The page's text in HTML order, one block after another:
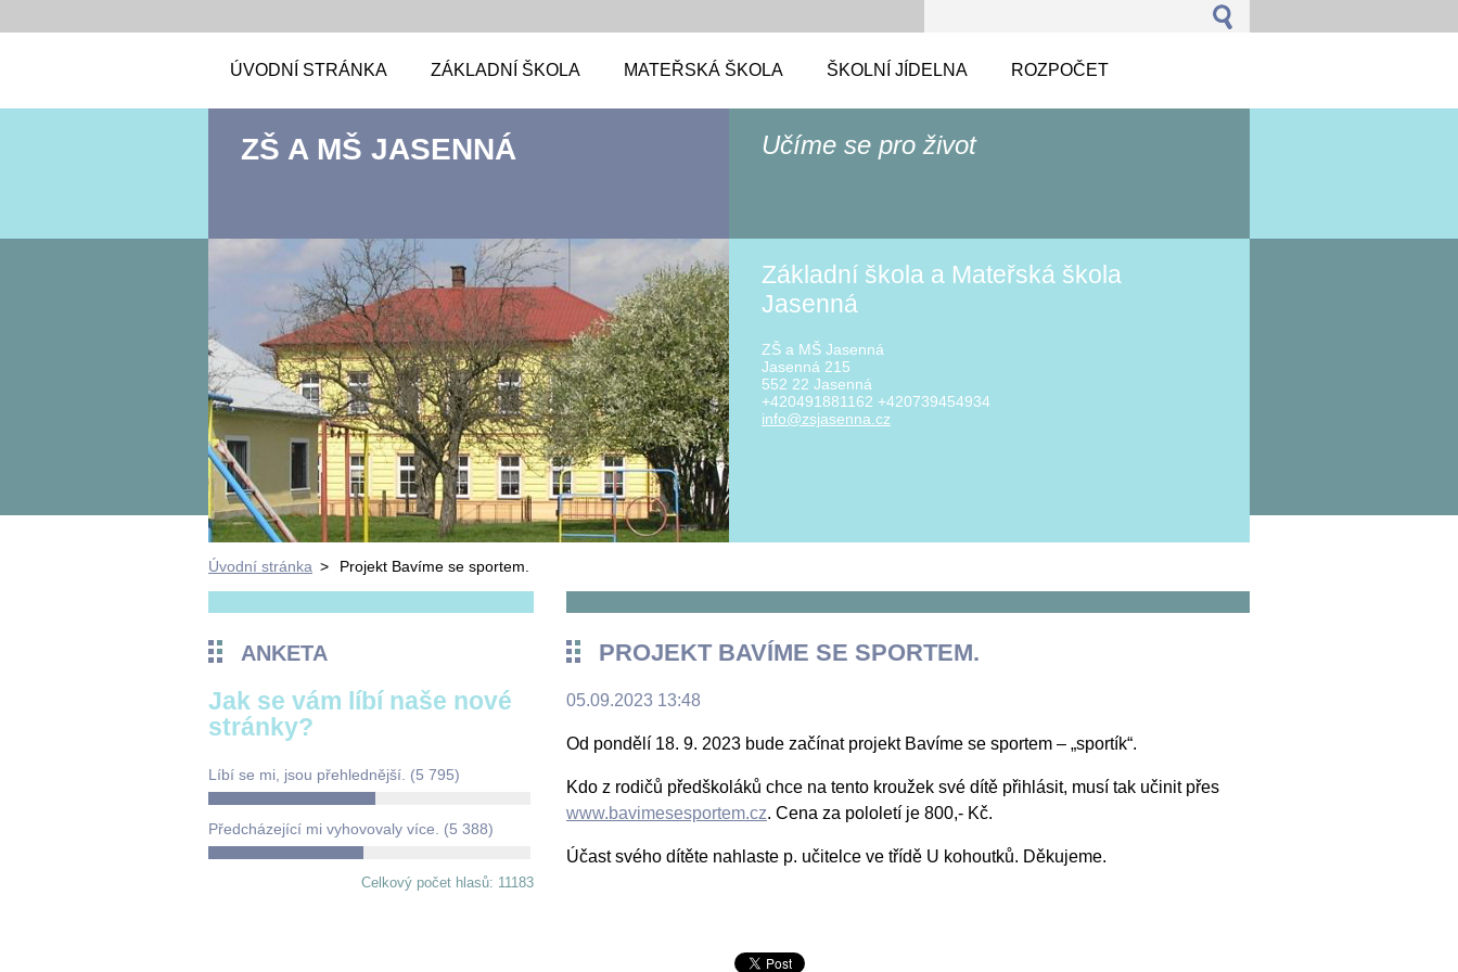
ÚVODNÍ STRÁNKA ZÁKLADNÍ ŠKOLA MATEŘSKÁ ŠKOLA ŠKOLNÍ JÍDELNA ROZPOČET
ZŠ A MŠ JASENNÁ Učíme se pro život
Základní škola a Mateřská škola
Jasenná
ZŠ a MŠ Jasenná
Jasenná 215
552 22 Jasenná
+420491881162 +420739454934
info@zsjasenna.cz
Úvodní stránka > Projekt Bavíme se sportem.
ANKETA
Jak se vám líbí naše nové
stránky?
Líbí se mi, jsou přehlednější. (5 795)
Předcházející mi vyhovovaly více. (5 388)
Celkový počet hlasů: 11183
PROJEKT BAVÍME SE SPORTEM.
05.09.2023 13:48
Od pondělí 18. 9. 2023 bude začínat projekt Bavíme se sportem – „sportík“.
Kdo z rodičů předškoláků chce na tento kroužek své dítě přihlásit, musí tak učinit přes
www.bavimesesportem.cz. Cena za pololetí je 800,- Kč.
Účast svého dítěte nahlaste p. učitelce ve třídě U kohoutků. Děkujeme.